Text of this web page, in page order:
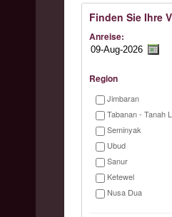
Finden Sie Ihre
Anreise:
Region
Jimbaran
Tabanan - Tanah
Seminyak
Ubud
Sanur
Ketewel
Nusa Dua